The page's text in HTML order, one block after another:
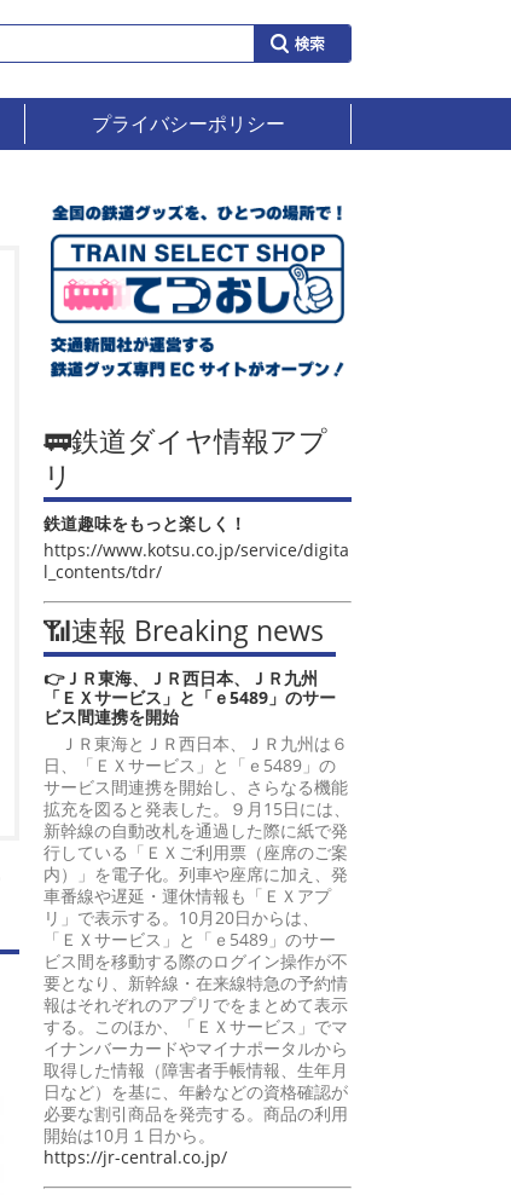
プライバシーポリシー
🚃鉄道ダイヤ情報アプ
リ
鉄道趣味をもっと楽しく！
https://www.kotsu.co.jp/service/digita
l_contents/tdr/
📶速報 Breaking news
👉ＪＲ東海、ＪＲ西日本、ＪＲ九州
「ＥＸサービス」と「ｅ5489」のサー
ビス間連携を開始
ＪＲ東海とＪＲ西日本、ＪＲ九州は６
日、「ＥＸサービス」と「ｅ5489」の
サービス間連携を開始し、さらなる機能
拡充を図ると発表した。９月15日には、
新幹線の自動改札を通過した際に紙で発
行している「ＥＸご利用票（座席のご案
内）」を電子化。列車や座席に加え、発
車番線や遅延・運休情報も「ＥＸアプ
リ」で表示する。10月20日からは、
「ＥＸサービス」と「ｅ5489」のサー
ビス間を移動する際のログイン操作が不
要となり、新幹線・在来線特急の予約情
報はそれぞれのアプリでをまとめて表示
する。このほか、「ＥＸサービス」でマ
イナンバーカードやマイナポータルから
取得した情報（障害者手帳情報、生年月
日など）を基に、年齢などの資格確認が
必要な割引商品を発売する。商品の利用
開始は10月１日から。
https://jr-central.co.jp/